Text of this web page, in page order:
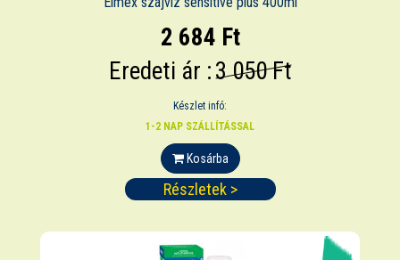
2 684 Ft
Eredeti ár :3 050 Ft
Készlet infó:
1-2 NAP SZÁLLÍTÁSSAL
Kosárba
Részletek >